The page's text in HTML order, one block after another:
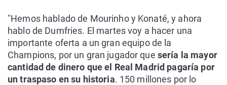
"Hemos hablado de Mourinho y Konaté, y ahora
hablo de Dumfries. El martes voy a hacer una
importante oferta a un gran equipo de la
Champions, por un gran jugador que sería la mayor
cantidad de dinero que el Real Madrid pagaría por
un traspaso en su historia. 150 millones por lo